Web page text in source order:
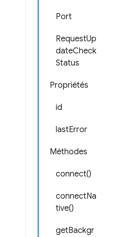
Port
RequestUp
dateCheck
Status
Propriétés
id
lastError
Méthodes
connect()
connectNa
tive()
getBackgr